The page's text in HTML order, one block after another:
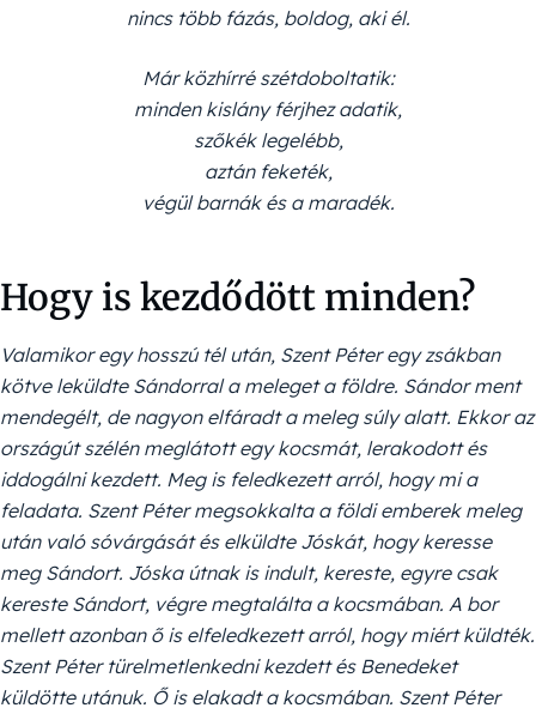
nincs több fázás, boldog, aki él.
Már közhírré szétdoboltatik:
minden kislány férjhez adatik,
szőkék legelébb,
aztán feketék,
végül barnák és a maradék.
Hogy is kezdődött minden?
Valamikor egy hosszú tél után, Szent Péter egy zsákban
kötve leküldte Sándorral a meleget a földre. Sándor ment
mendegélt, de nagyon elfáradt a meleg súly alatt. Ekkor az
országút szélén meglátott egy kocsmát, lerakodott és
iddogálni kezdett. Meg is feledkezett arról, hogy mi a
feladata. Szent Péter megsokkalta a földi emberek meleg
után való sóvárgását és elküldte Jóskát, hogy keresse
meg Sándort. Jóska útnak is indult, kereste, egyre csak
kereste Sándort, végre megtalálta a kocsmában. A bor
mellett azonban ő is elfeledkezett arról, hogy miért küldték.
Szent Péter türelmetlenkedni kezdett és Benedeket
küldötte utánuk. Ő is elakadt a kocsmában. Szent Péter